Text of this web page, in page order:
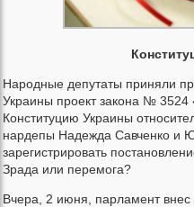
Народные депутаты приняли
Украины проект закона №
Конституцию Украины
нардепы Надежда Савченко и
зарегистрировать
Зрада или перемога?
Вчера, 2 июня, парламент внес